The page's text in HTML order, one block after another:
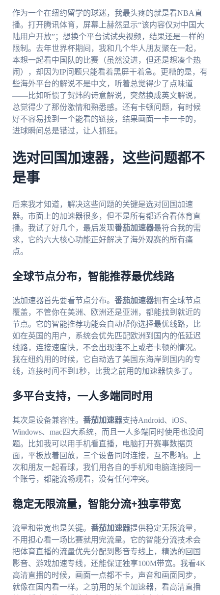
作为一个在纽约留学的球迷，我最头疼的就是看NBA直
播。打开腾讯体育，屏幕上赫然显示“该内容仅对中国大
陆用户开放”；想换个平台试试央视频，结果还是一样的
限制。去年世界杯期间，我和几个华人朋友聚在一起，
本想一起看中国队的比赛（虽然没进，但还是想凑个热
闹），却因为IP问题只能看着黑屏干着急。更糟的是，有
些海外平台的解说不是中文，听着总觉得少了点味道
——比如听惯了贺炜的诗意解说，突然换成英文解说，
总觉得少了那份激情和熟悉感。还有卡顿问题，有时候
好不容易找到一个能看的链接，结果画面一卡一卡的，
进球瞬间总是错过，让人抓狂。
选对回国加速器，这些问题都不
是事
后来我才知道，解决这些问题的关键是选对回国加速
器。市面上的加速器很多，但不是所有都适合看体育直
播。我试了好几个，最后发现番茄加速器最符合我的需
求，它的六大核心功能正好解决了海外观赛的所有痛
点。
全球节点分布，智能推荐最优线路
选加速器首先要看节点分布。 番茄加速器拥有全球节点
覆盖，不管你在美洲、欧洲还是亚洲，都能找到就近的
节点。它的智能推荐功能会自动帮你选择最优线路，比
如在英国的用户，系统会优先匹配欧洲到国内的低延迟
线路，连接速度快，不会出现连不上或者卡顿的情况。
我在纽约用的时候，它自动选了美国东海岸到国内的专
线，连接时间不到1秒，比我之前用的加速器快多了。
多平台支持，一人多端同时用
其次是设备兼容性。 番茄加速器支持Android、iOS、
Windows、mac四大系统，而且一人多端同时使用也没问
题。比如我可以用手机看直播，电脑打开赛事数据页
面，平板放着回放，三个设备同时连接，互不影响。上
次和朋友一起看球，我们用各自的手机和电脑连接同一
个账号，都能流畅观看，没有任何冲突。
稳定无限流量，智能分流+独享带宽
流量和带宽也是关键。 番茄加速器提供稳定无限流量，
不用担心看一场比赛就用完流量。它的智能分流技术会
把体育直播的流量优先分配到影音专线上，精选的回国
影音、游戏加速专线，还能保证独享100M带宽。我看4K
高清直播的时候，画面一点都不卡，声音和画面同步，
就像在国内看一样。之前用的某个加速器，看高清直播